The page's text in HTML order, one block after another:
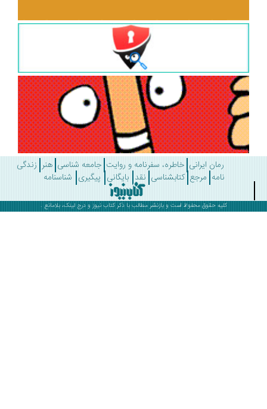
رمان ایرانی خاطره، سفرنامه و روایت جامعه شناسی هنر زندگی
مرجع کتابشناسی نقد بایگانی پیگیری شناسنامه
کلیه حقوق محفوظ است و بازنشر مطالب با ذکرکتاب نیوزو درج لینک، بلامانع .